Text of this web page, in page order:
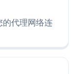
的代理网络连